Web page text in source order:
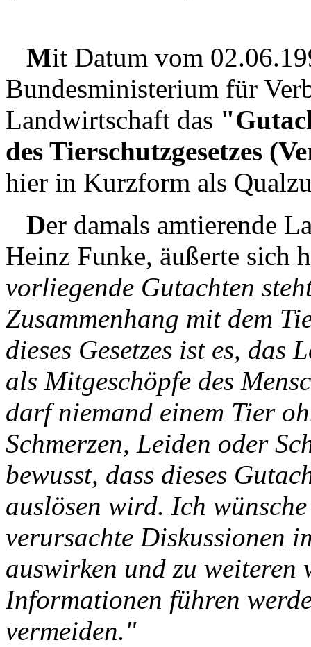
Mit Datum vom
Bundesministerium für
Landwirtschaft das
des Tierschutzgesetzes
hier in Kurzform als
Der damals amtierende
Heinz Funke, äußerte
vorliegende Gutachten
Zusammenhang mit dem
dieses Gesetzes ist es, das
als Mitgeschöpfe des
darf niemand einem Tier
Schmerzen, Leiden oder
bewusst, dass dieses
auslösen wird. Ich
verursachte Diskussionen
auswirken und zu
Informationen führen
vermeiden."